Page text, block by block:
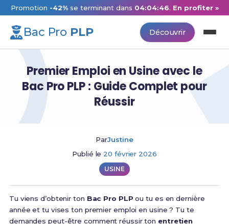
Promotion -42% se terminant dans 04:04:45. En profiter »
Bac Pro PLP Découvrir
Premier Emploi en Usine avec le
Bac Pro PLP : Guide Complet pour
Réussir
ParJustine
Publié le 20 février 2026
USINE
Tu viens d’obtenir ton Bac Pro PLP ou tu es en dernière
année et tu vises ton premier emploi en usine ? Tu te
demandes peut-être comment réussir ton entretien